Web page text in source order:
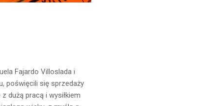
Fajardo Villoslada i
poświęcili się sprzedaży
dużą pracą i wysiłkiem